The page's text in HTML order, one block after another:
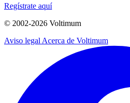
Regístrate aquí
© 2002-2026 Voltimum
Aviso legal Acerca de Voltimum